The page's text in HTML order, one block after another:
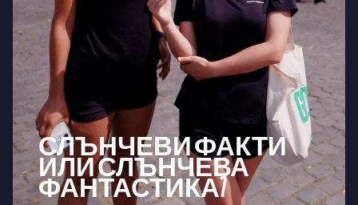
СЛЪНЧЕВИ ФАКТИ
ИЛИ СЛЪНЧЕВА
ФАНТАСТИКА?